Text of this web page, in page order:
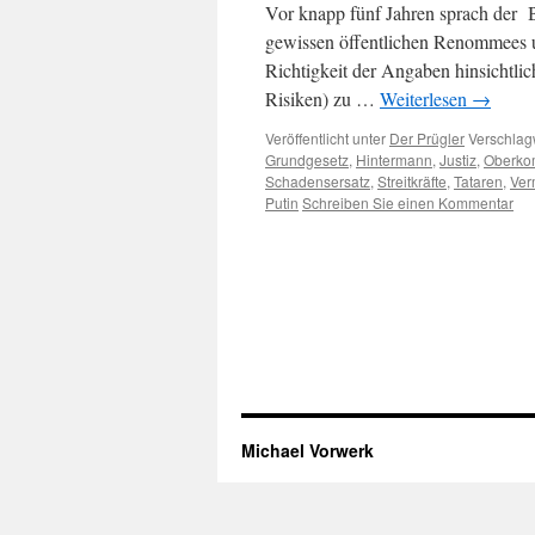
Vor knapp fünf Jahren sprach der
gewissen öffentlichen
Richtigkeit der Angaben
Risiken) zu … Weiterlesen →
Veröffentlicht unter Der Prügler
Grundgesetz, Hintermann, Justiz,
Schadensersatz, Streitkräfte, Tataren,
Putin Schreiben Sie einen Kommentar
Michael Vorwerk